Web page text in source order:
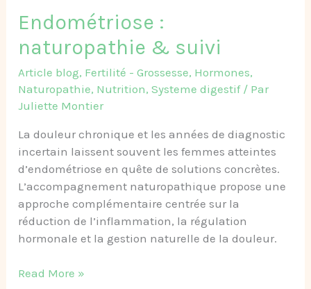
Endométriose :
naturopathie & suivi
Article blog, Fertilité - Grossesse, Hormones,
Naturopathie, Nutrition,Systeme digestif/ Par
Juliette Montier
La douleur chronique et les années de diagnostic
incertain laissent souvent les femmes atteintes
d’endométriose en quête de solutions concrètes.
L’accompagnement naturopathique propose une
approche complémentaire centrée sur la
réduction de l’inflammation, la régulation
hormonale et la gestion naturelle de la douleur.
Read More »